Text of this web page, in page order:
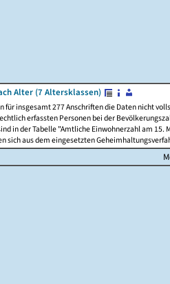
Alter (7 Altersklassen)
für insgesamt 277 Anschriften die Daten nicht
erfassten Personen bei der
in der Tabelle "Amtliche Einwohnerzahl am
sich aus dem eingesetzten